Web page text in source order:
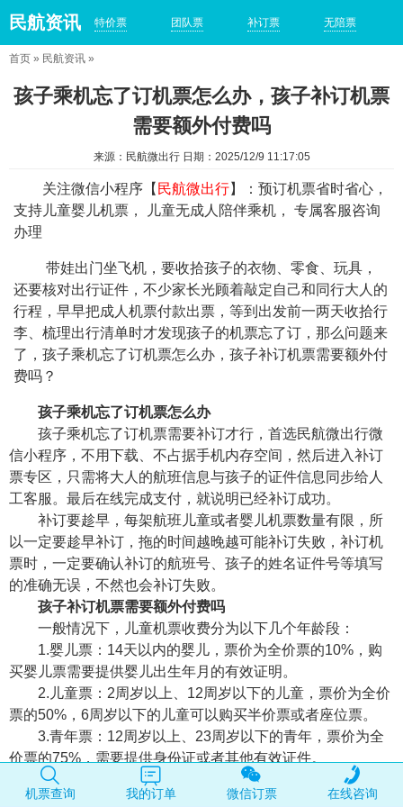
民航资讯 特价票 团队票 补订票 无陪票
首页 » 民航资讯 »
孩子乘机忘了订机票怎么办，孩子补订机票
需要额外付费吗
来源：民航微出行 日期：2025/12/9 11:17:05
关注微信小程序【 民航微出行】：预订机票省时省心，
支持儿童婴儿机票， 儿童无成人陪伴乘机， 专属客服咨询
办理
带娃出门坐飞机，要收拾孩子的衣物、零食、玩具，
还要核对出行证件，不少家长光顾着敲定自己和同行大人的
行程，早早把成人机票付款出票，等到出发前一两天收拾行
李、梳理出行清单时才发现孩子的机票忘了订，那么问题来
了，孩子乘机忘了订机票怎么办，孩子补订机票需要额外付
费吗？
孩子乘机忘了订机票怎么办
孩子乘机忘了订机票需要补订才行，首选民航微出行微
信小程序，不用下载、不占据手机内存空间，然后进入补订
票专区，只需将大人的航班信息与孩子的证件信息同步给人
工客服。最后在线完成支付，就说明已经补订成功。
补订要趁早，每架航班儿童或者婴儿机票数量有限，所
以一定要趁早补订，拖的时间越晚越可能补订失败，补订机
票时，一定要确认补订的航班号、孩子的姓名证件号等填写
的准确无误，不然也会补订失败。
孩子补订机票需要额外付费吗
一般情况下，儿童机票收费分为以下几个年龄段：
1.婴儿票：14天以内的婴儿，票价为全价票的10%，购
买婴儿票需要提供婴儿出生年月的有效证明。
2.儿童票：2周岁以上、12周岁以下的儿童，票价为全价
票的50%，6周岁以下的儿童可以购买半价票或者座位票。
3.青年票：12周岁以上、23周岁以下的青年，票价为全
价票的75%，需要提供身份证或者其他有效证件。
4.学生票：在校学生持学生证和身份证可以享受学生票
优惠，具体优惠幅度和条件以航空公司规定为准。
机票查询 我的订单 微信订票 在线咨询